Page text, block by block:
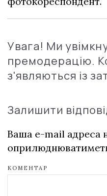
Увага! Ми
премодерацію.
з'являються із
Залишити
Ваша e-mail адреса
КОМЕНТАР